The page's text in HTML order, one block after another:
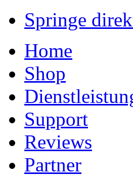
Springe
Home
Shop
Support
Reviews
Partner